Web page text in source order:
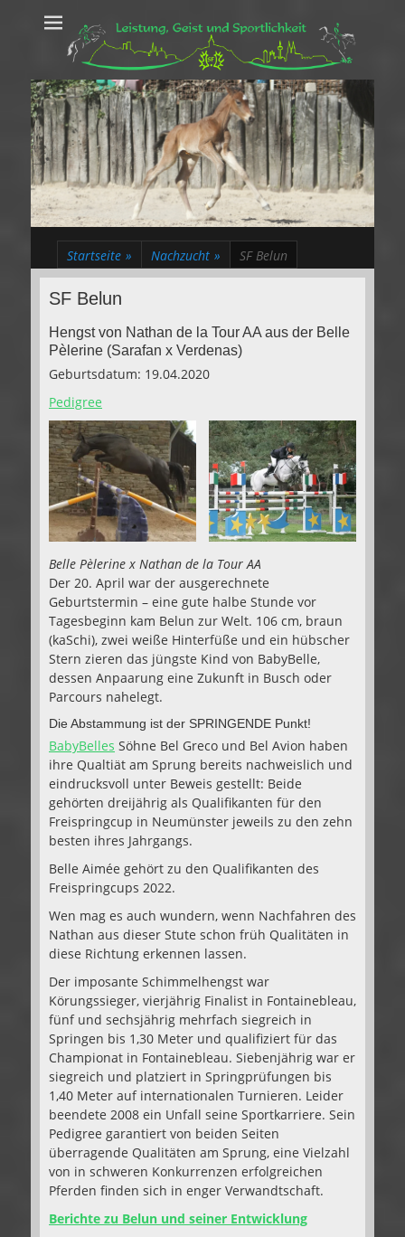
Leistung, Geist
und Sportlichkeit
Trakehner aus dem Herzen des Rheinlands
Startseite » Nachzucht » SF Belun
SF Belun
Hengst von Nathan de la Tour AA aus der Belle
Pèlerine (Sarafan x Verdenas)
Geburtsdatum: 19.04.2020
Pedigree
Belle Pèlerine x Nathan de la Tour AA
Der 20. April war der ausgerechnete
Geburtstermin – eine gute halbe Stunde vor
Tagesbeginn kam Belun zur Welt. 106 cm, braun
(kaSchi), zwei weiße Hinterfüße und ein hübscher
Stern zieren das jüngste Kind von BabyBelle,
dessen Anpaarung eine Zukunft in Busch oder
Parcours nahelegt.
Die Abstammung ist der SPRINGENDE Punkt!
BabyBelles Söhne Bel Greco und Bel Avion haben
ihre Qualtiät am Sprung bereits nachweislich und
eindrucksvoll unter Beweis gestellt: Beide
gehörten dreijährig als Qualifikanten für den
Freispringcup in Neumünster jeweils zu den zehn
besten ihres Jahrgangs.
Belle Aimée gehört zu den Qualifikanten des
Freispringcups 2022.
Wen mag es auch wundern, wenn Nachfahren des
Nathan aus dieser Stute schon früh Qualitäten in
diese Richtung erkennen lassen.
Der imposante Schimmelhengst war
Körungssieger, vierjährig Finalist in Fontainebleau,
fünf und sechsjährig mehrfach siegreich in
Springen bis 1,30 Meter und qualifiziert für das
Championat in Fontainebleau. Siebenjährig war er
siegreich und platziert in Springprüfungen bis
1,40 Meter auf internationalen Turnieren. Leider
beendete 2008 ein Unfall seine Sportkarriere. Sein
Pedigree garantiert von beiden Seiten
überragende Qualitäten am Sprung, eine Vielzahl
von in schweren Konkurrenzen erfolgreichen
Pferden finden sich in enger Verwandtschaft.
Berichte zu Belun und seiner Entwicklung